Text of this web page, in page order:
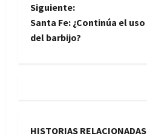
e
g
Siguiente:
Santa Fe: ¿Continúa el uso
del barbijo?
HISTORIAS RELACIONADAS